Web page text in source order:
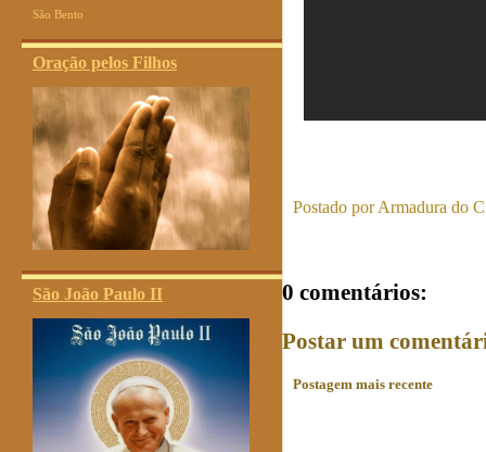
São Bento
Oração pelos Filhos
São João Paulo II
Postado porArmadura do
0 comentários:
Postar um
Postagem mais recente